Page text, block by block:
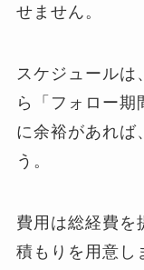
せません。
スケジュールは
ら「フォロー期
に余裕があれば
う。
費用は総経費を
積もりを用意し